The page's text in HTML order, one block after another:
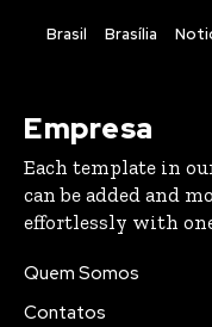
Brasil Brasília
Empresa
Each template in
can be added and
effortlessly with
Quem Somos
Contatos